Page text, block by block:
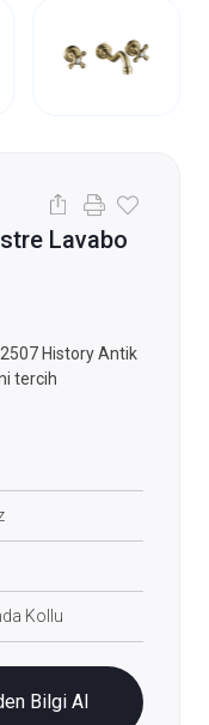
Lavabo
History Antik
tercih
Kollu
Bilgi Al